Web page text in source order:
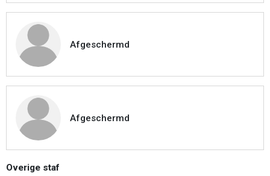
Afgeschermd
Afgeschermd
Overige staf